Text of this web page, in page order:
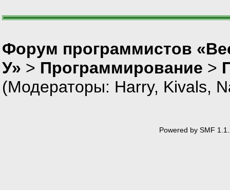
Форум программистов
У» > Программирование >
(Модераторы: Harry, Kivals,
Powered by SMF